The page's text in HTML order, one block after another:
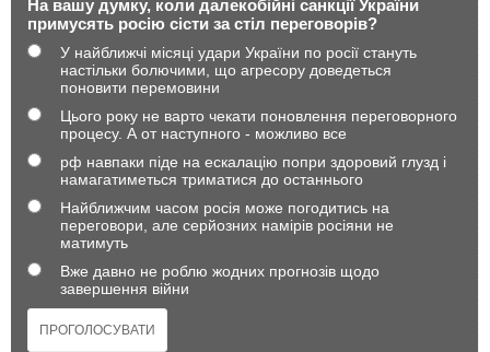
На вашу думку, коли далекобійні санкції України
примусять росію сісти за стіл переговорів?
У найближчі місяці удари України по росії стануть
настільки болючими, що агресору доведеться
поновити перемовини
Цього року не варто чекати поновлення переговорного
процесу. А от наступного - можливо все
рф навпаки піде на ескалацію попри здоровий глузд і
намагатиметься триматися до останнього
Найближчим часом росія може погодитись на
переговори, але серйозних намірів росіяни не
матимуть
Вже давно не роблю жодних прогнозів щодо
завершення війни